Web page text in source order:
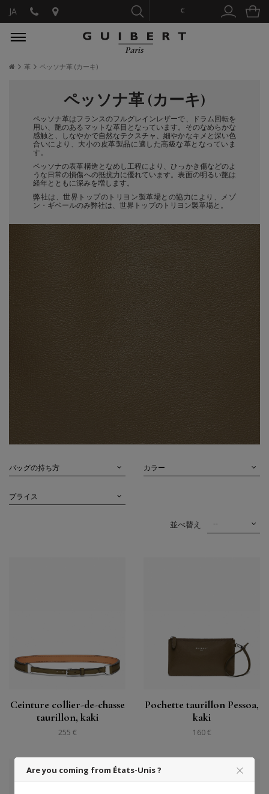
€
JA
革 ペッソナ革 (カーキ)
ペッソナ革 (カーキ)
ペッソナ革はフランスのフルグレインレザーで、ドラム回転を
用い、艶のあるマットな革目となっています。そのなめらかな
感触と、しなやかで自然なテクスチャ、細やかなキメと深い色
合いにより、大小の皮革製品に適した高級な革となっていま
す。
ペッソナの表革構造となめし工程により、ひっかき傷などのよ
うな日常の損傷への抵抗力に優れています。表面の明るい艶は
経年とともに深みを増します。
弊社は、世界トップのトリヨン製革場との協力により、メゾ
ン・ギベールのみ弊社は、世界トップのトリヨン製革場と。
バッグの持ち方 カラー
プライス
並べ替え --
Ceinture collier-de-chasse
taurillon, kaki
255 €
Pochette taurillon Pessoa,
kaki
160 €
Are you coming from États-Unis ?